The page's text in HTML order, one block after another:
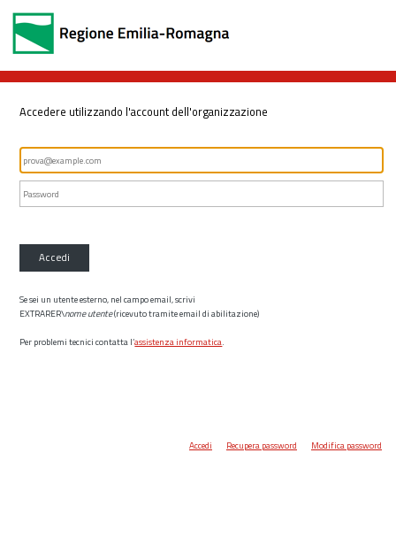
Accedere utilizzando l'account dell'organizzazione
Accedi
Se sei un utente esterno, nel campo email, scrivi
EXTRARER\nome utente(ricevuto tramite email di abilitazione)
Per problemi tecnici contatta l’assistenza informatica.
Accedi Recupera password Modifica password